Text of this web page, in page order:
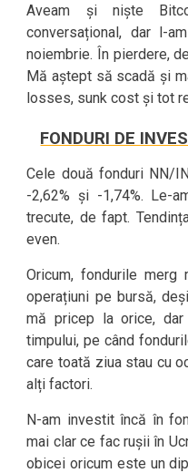
Aveam și niște
conversațional, dar l-
noiembrie. În pierdere,
Mă aștept să scadă și
losses, sunk cost și tot
FONDURI DE
Cele două fonduri NN/
-2,62% și -1,74%. Le-
trecute, de fapt.
even.
Oricum, fondurile
operațiuni pe bursă,
mă pricep la orice,
timpului, pe când
care toată ziua stau cu
alți factori.
N-am investit încă în
mai clar ce fac rușii în
obicei oricum este un